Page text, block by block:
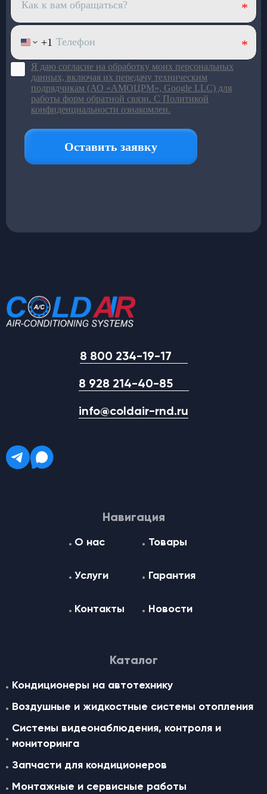
8 800 234-19-17
8 928 214-40-85
info@coldair-rnd.ru
Навигация
О нас Товары
Услуги Гарантия
Контакты Новости
Каталог
Кондиционеры на автотехнику
Воздушные и жидкостные cистемы отопления
Системы видеонаблюдения, контроля и
мониторинга
Запчасти для кондиционеров
Монтажные и сервисные работы